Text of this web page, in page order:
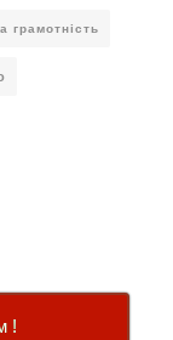
грамотність
!